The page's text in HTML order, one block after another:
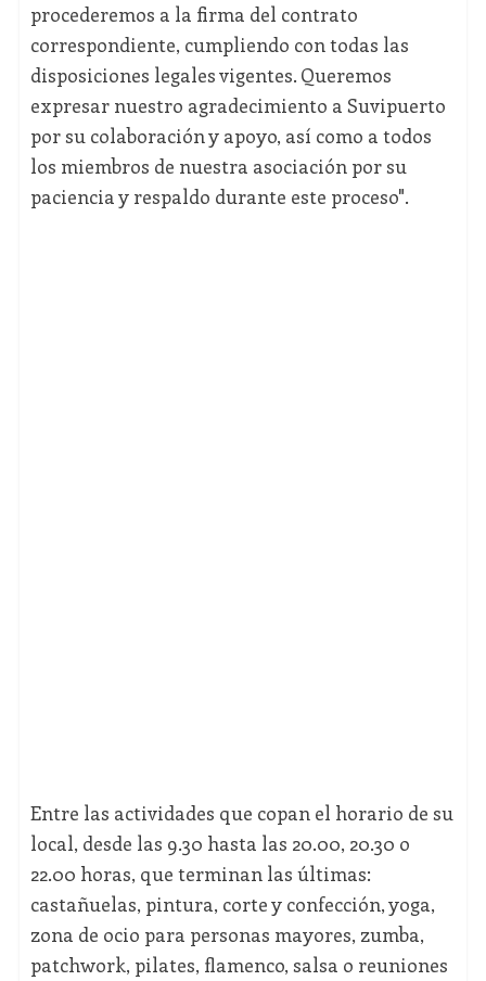
procederemos a la firma del contrato
correspondiente, cumpliendo con todas las
disposiciones legales vigentes. Queremos
expresar nuestro agradecimiento a Suvipuerto
por su colaboración y apoyo, así como a todos
los miembros de nuestra asociación por su
paciencia y respaldo durante este proceso".
Entre las actividades que copan el horario de su
local, desde las 9.30 hasta las 20.00, 20.30 o
22.00 horas, que terminan las últimas:
castañuelas, pintura, corte y confección, yoga,
zona de ocio para personas mayores, zumba,
patchwork, pilates, flamenco, salsa o reuniones